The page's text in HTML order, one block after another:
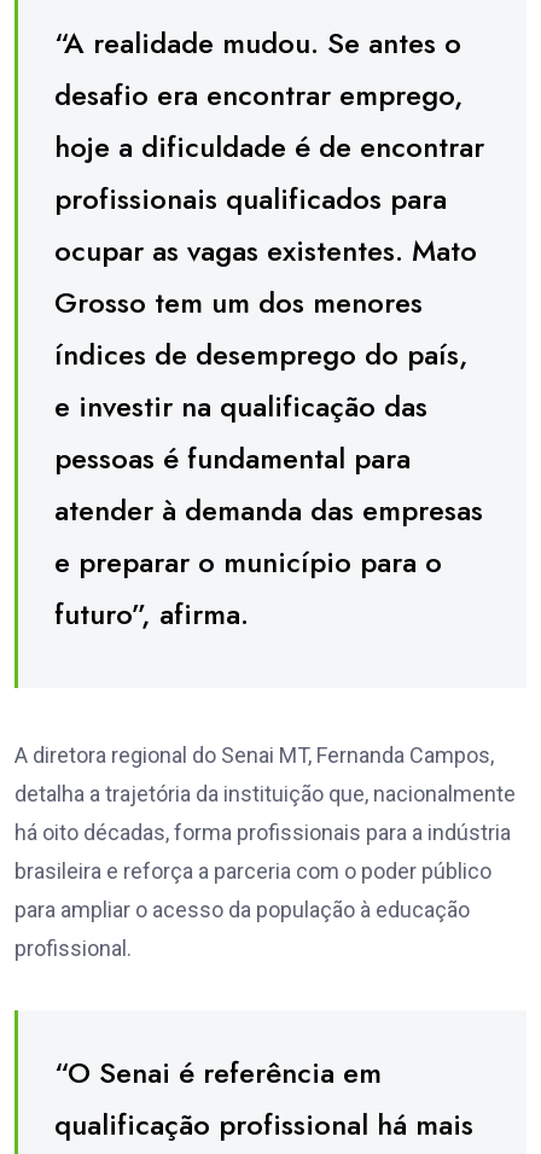
“A realidade mudou. Se antes o
desafio era encontrar emprego,
hoje a dificuldade é de encontrar
profissionais qualificados para
ocupar as vagas existentes. Mato
Grosso tem um dos menores
índices de desemprego do país,
e investir na qualificação das
pessoas é fundamental para
atender à demanda das empresas
e preparar o município para o
futuro”, afirma.
A diretora regional do Senai MT, Fernanda Campos,
detalha a trajetória da instituição que, nacionalmente
há oito décadas, forma profissionais para a indústria
brasileira e reforça a parceria com o poder público
para ampliar o acesso da população à educação
profissional.
“O Senai é referência em
qualificação profissional há mais